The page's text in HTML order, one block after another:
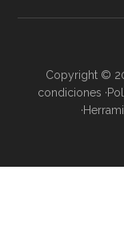
Copyright ©
condiciones ·
·